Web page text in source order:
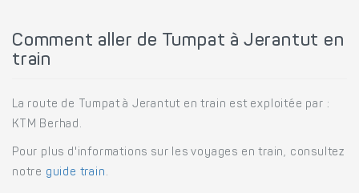
Comment aller de Tumpat à Jerantut en
train
La route de Tumpat à Jerantut en train est exploitée par :
KTM Berhad.
Pour plus d'informations sur les voyages en train, consultez
notre guide train .